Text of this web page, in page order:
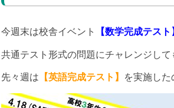
今週末は校舎イベント 【数学完成テスト】
共通テスト形式の問題にチャレンジして
先々週は 【英語完成テスト】 を実施した